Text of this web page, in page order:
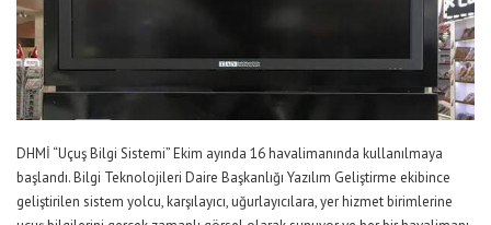
DHMİ “Uçuş Bilgi Sistemi” Ekim ayında 16 havalimanında kullanılmaya
başlandı. Bilgi Teknolojileri Daire Başkanlığı Yazılım Geliştirme ekibince
geliştirilen sistem yolcu, karşılayıcı, uğurlayıcılara, yer hizmet birimlerine